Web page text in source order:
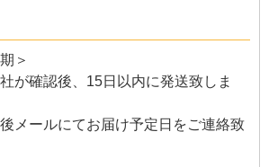
＞
が確認後、15日以内に発送致しま
メールにてお届け予定日をご連絡致